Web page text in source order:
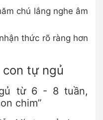
chú lắng nghe âm
thức rõ ràng hơn
tự ngủ
từ 6 - 8 tuần,
chim”